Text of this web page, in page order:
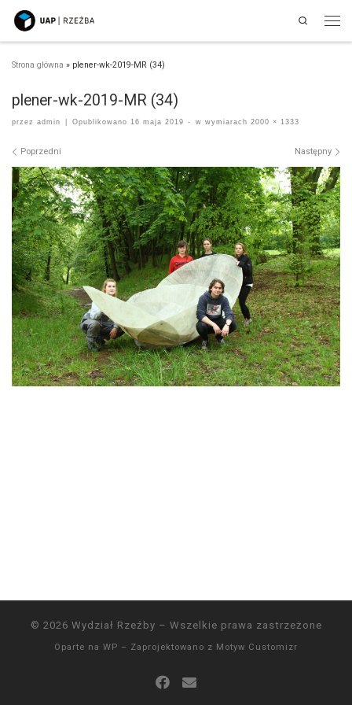
Przejdź do treści
Search
Strona główna » plener-wk-2019-MR (34)
plener-wk-2019-MR (34)
przez admin Opublikowano 16 maja 2019 - w wymiarach 2000 × 1333
Nawigacja po obrazach
Poprzedni Następny
© 2026 Wydział Rzeźby – Wszelkie prawa zastrzeżone
Oparte na WP – Zaprojektowano z Motyw Customizr